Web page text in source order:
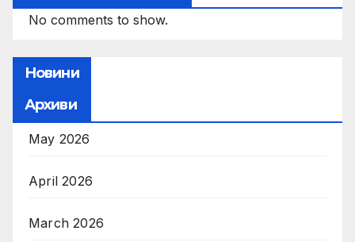
No comments to show.
Новини
Архиви
May 2026
April 2026
March 2026